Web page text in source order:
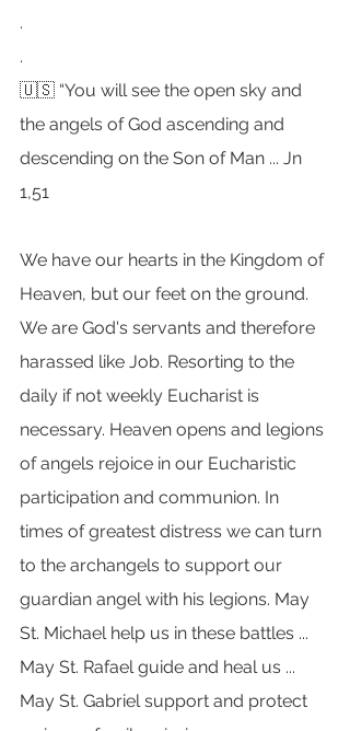
.
.
🇺🇸 “You will see the open sky and
the angels of God ascending and
descending on the Son of Man ... Jn
1,51
We have our hearts in the Kingdom of
Heaven, but our feet on the ground.
We are God's servants and therefore
harassed like Job. Resorting to the
daily if not weekly Eucharist is
necessary. Heaven opens and legions
of angels rejoice in our Eucharistic
participation and communion. In
times of greatest distress we can turn
to the archangels to support our
guardian angel with his legions. May
St. Michael help us in these battles ...
May St. Rafael guide and heal us ...
May St. Gabriel support and protect